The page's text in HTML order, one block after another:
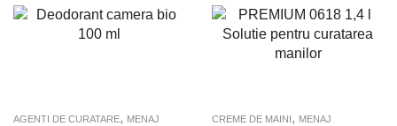
AGENTI DE CURATARE, MENAJ CREME DE MAINI, MENAJ